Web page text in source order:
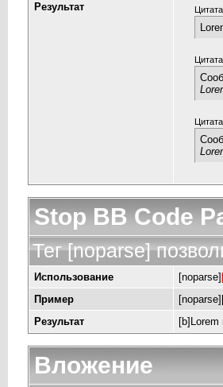
Результат
Stop BB Code
Тег [noparse]
Использование [noparse]
Пример
Результат
Вложение